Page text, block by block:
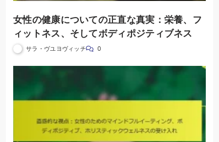
女性の健康についての正直な真実：栄養、フ
ィットネス、そしてボディポジティブネス
サラ・ヴユヨヴィッチ 0